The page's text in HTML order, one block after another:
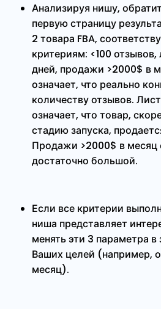
Анализируя нишу,
первую страницу
2 товара FBA,
критериям: <100 отзывов,
дней, продажи >2000$ в
означает, что реально
количеству отзывов.
означает, что товар,
стадию запуска,
Продажи >2000$ в месяц
достаточно большой.
Если все критерии
ниша представляет
менять эти 3 параметра
Ваших целей (например,
месяц).